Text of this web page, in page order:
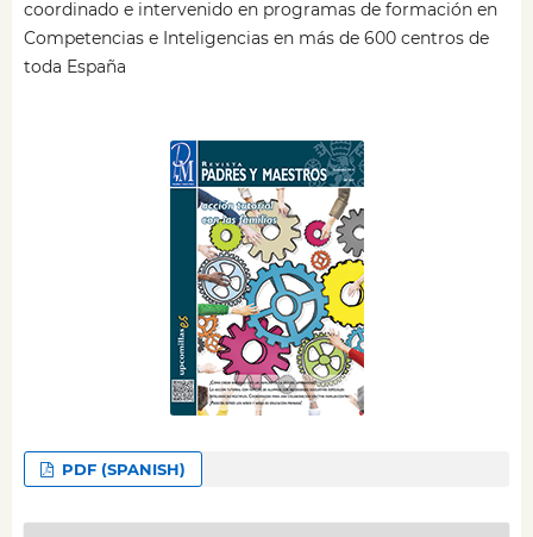
coordinado e intervenido en programas de formación en
Competencias e Inteligencias en más de 600 centros de
toda España
PDF (SPANISH)